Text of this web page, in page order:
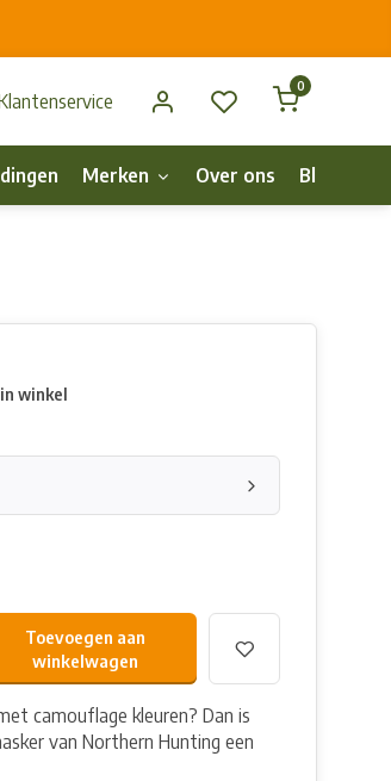
0
Merken Over ons Blog
winkel
Toevoegen aan
winkelwagen
camouflage kleuren? Dan is
van Northern Hunting een